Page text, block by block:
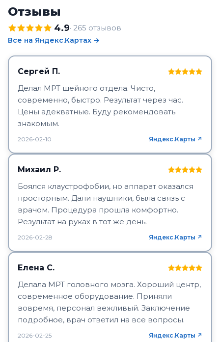
Отзывы
4.9· 265 отзывов
Все на Яндекс.Картах →
Сергей П.
Делал МРТ шейного отдела. Чисто,
современно, быстро. Результат через час.
Цены адекватные. Буду рекомендовать
знакомым.
2026-02-10 Яндекс.Карты ↗
Михаил Р.
Боялся клаустрофобии, но аппарат оказался
просторным. Дали наушники, была связь с
врачом. Процедура прошла комфортно.
Результат на руках в тот же день.
2026-02-28 Яндекс.Карты ↗
Елена С.
Делала МРТ головного мозга. Хороший центр,
современное оборудование. Приняли
вовремя, персонал вежливый. Заключение
подробное, врач ответил на все вопросы.
2026-02-25 Яндекс.Карты ↗